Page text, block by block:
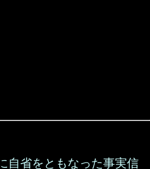
自省をともなった事実信